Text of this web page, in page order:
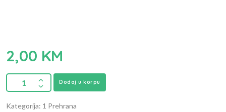
2,00 KM
Dodaj u korpu
Kategorija: 1 Prehrana